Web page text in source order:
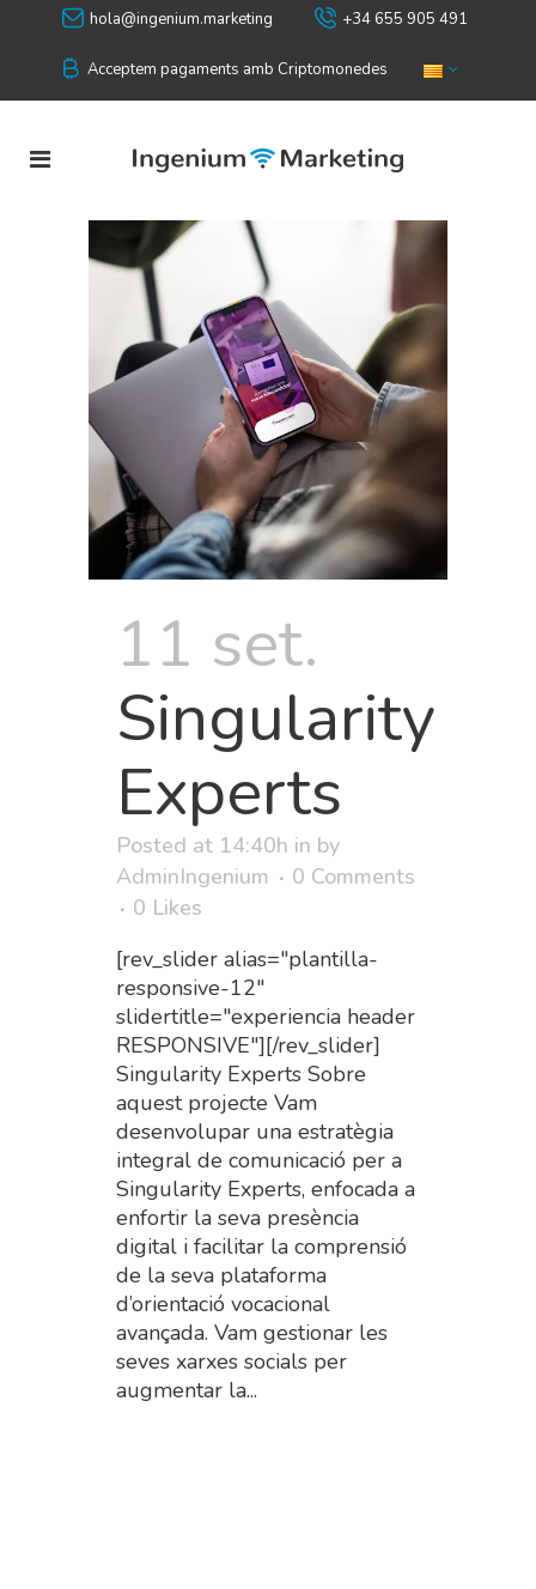
hola@ingenium.marketing +34 655 905 491
Acceptem pagaments amb Criptomonedes
11 set.
Singularity
Experts
Posted at 14:40h in by
AdminIngenium
0 Comments
0 Likes
[rev_slider alias="plantilla-
responsive-12"
slidertitle="experiencia header
RESPONSIVE"][/rev_slider]
Singularity Experts Sobre
aquest projecte Vam
desenvolupar una estratègia
integral de comunicació per a
Singularity Experts, enfocada a
enfortir la seva presència
digital i facilitar la comprensió
de la seva plataforma
d’orientació vocacional
avançada. Vam gestionar les
seves xarxes socials per
augmentar la...